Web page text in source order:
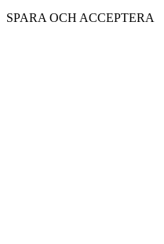
SPARA OCH ACCEPTERA